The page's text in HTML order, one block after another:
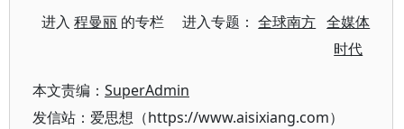
进入程曼丽 的专栏 进入专题：全球南方 全媒体
时代
本文责编： SuperAdmin
发信站：爱思想（https://www.aisixiang.com）